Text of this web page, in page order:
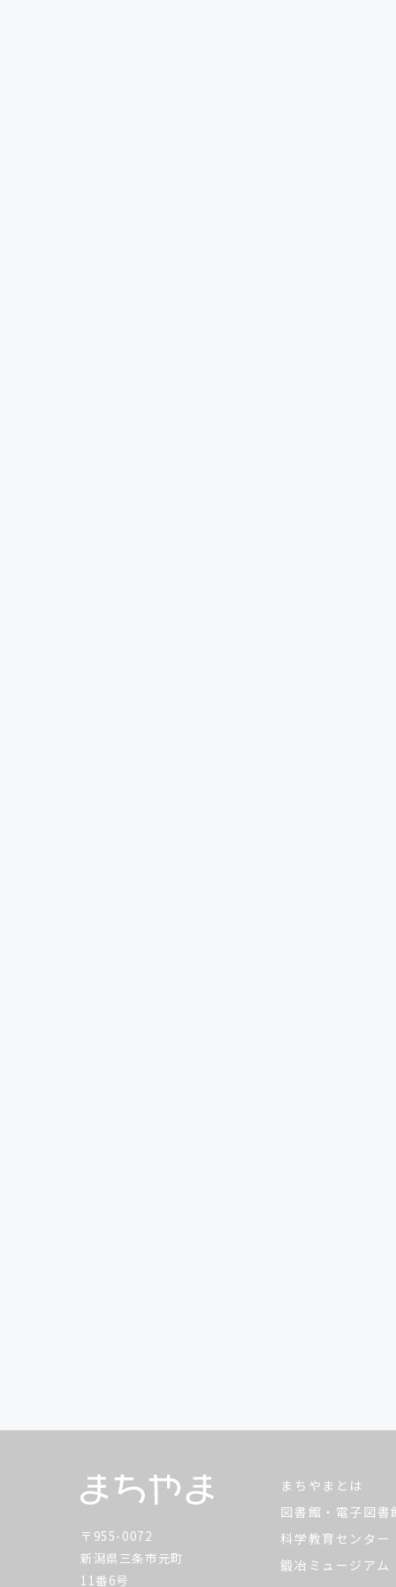
〒955-0072
新潟県三条市元町
11番6号
まちやまとは
図書館・電子図書
科学教育センター
鍛冶ミュージアム